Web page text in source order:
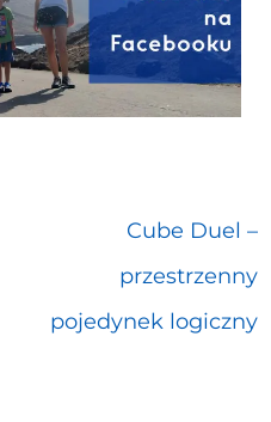
Cube Duel –
przestrzenny
pojedynek logiczny